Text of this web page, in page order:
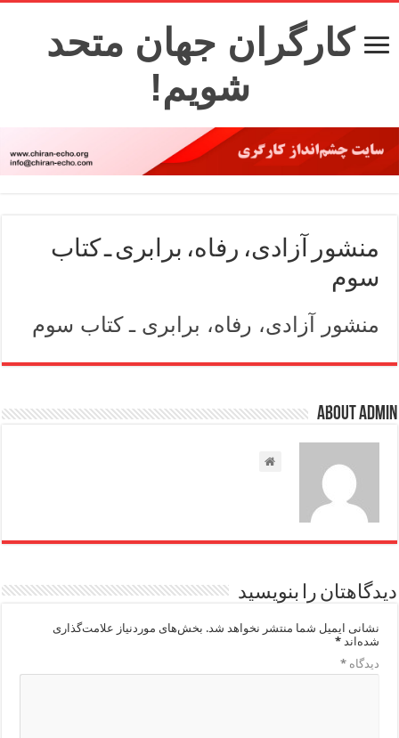
کارگران جهان متحد
شویم!
منشور آزادی، رفاه، برابری ـ کتاب
سوم
منشور آزادی، رفاه، برابری ـ کتاب سوم
About admin
دیدگاهتان را بنویسید
نشانی ایمیل شما منتشر نخواهد شد. بخش‌های موردنیاز علامت‌گذاری
شده‌اند*
دیدگاه*